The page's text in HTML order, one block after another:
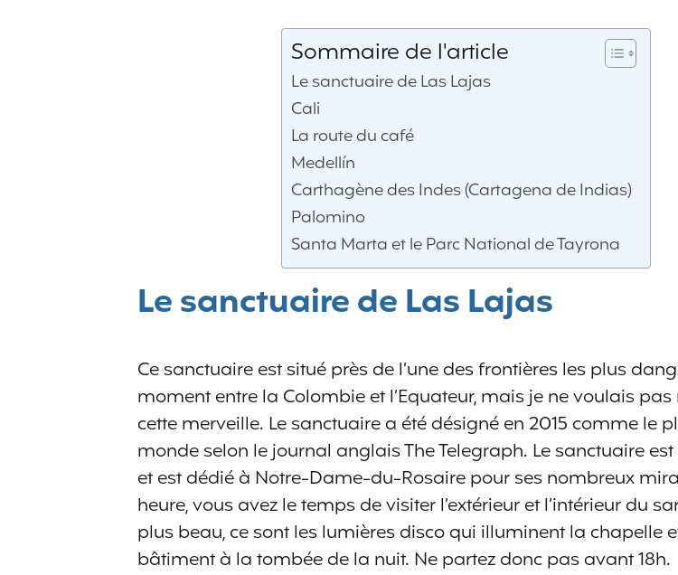
Sommaire de l'article
Le sanctuaire de Las Lajas
Cali
La route du café
Medellín
Carthagène des Indes (Cartagena de Indias)
Palomino
Santa Marta et le Parc National de Tayrona
Le sanctuaire de Las Lajas
Ce sanctuaire est situé près de l’une des frontières les plus
moment entre la Colombie et l’Equateur, mais je ne voulais
cette merveille. Le sanctuaire a été désigné en 2015 comme le
monde selon le journal anglais The Telegraph. Le sanctuaire
et est dédié à Notre-Dame-du-Rosaire pour ses nombreux
heure, vous avez le temps de visiter l’extérieur et l’intérieur du
plus beau, ce sont les lumières disco qui illuminent la chapelle
bâtiment à la tombée de la nuit. Ne partez donc pas avant 18h.